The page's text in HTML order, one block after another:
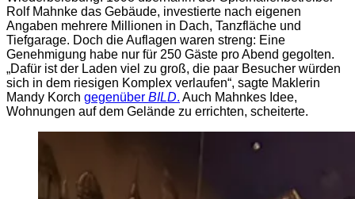
Rolf Mahnke das Gebäude, investierte nach eigenen
Angaben mehrere Millionen in Dach, Tanzfläche und
Tiefgarage. Doch die Auflagen waren streng: Eine
Genehmigung habe nur für 250 Gäste pro Abend gegolten.
„Dafür ist der Laden viel zu groß, die paar Besucher würden
sich in dem riesigen Komplex verlaufen“, sagte Maklerin
Mandy Korch gegenüber BILD. Auch Mahnkes Idee,
Wohnungen auf dem Gelände zu errichten, scheiterte.